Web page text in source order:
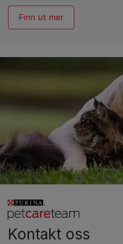
Finn ut mer
Kontakt oss